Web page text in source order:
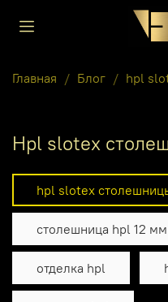
Главная Блог hpl
hpl slotex
hpl slotex
столешница hpl 12 мм
отделка hpl